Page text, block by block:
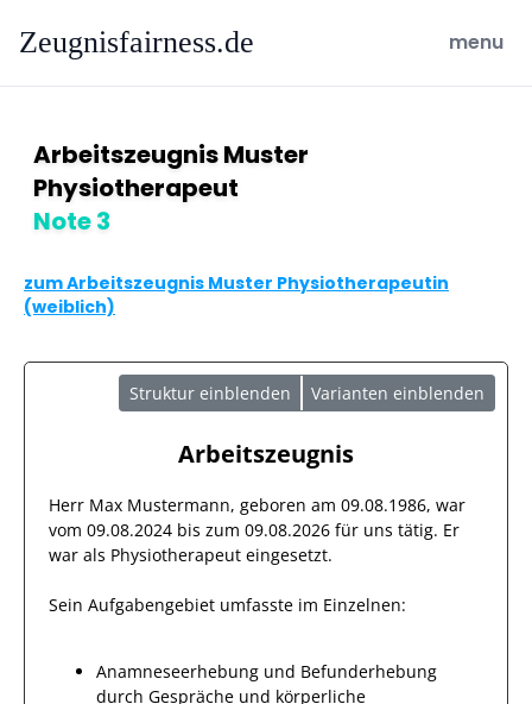
Zeugnisfairness.de open
menu
Arbeitszeugnis Muster
Physiotherapeut
Note 3
zum Arbeitszeugnis Muster Physiotherapeutin
(weiblich)
Struktur einblenden Varianten einblenden
Arbeitszeugnis
Herr Max Mustermann, geboren am 09.08.1986, war
vom 09.08.2024 bis zum 09.08.2026 für uns tätig. Er
war als Physiotherapeut eingesetzt.
Sein Aufgabengebiet umfasste im Einzelnen:
Anamneseerhebung und Befunderhebung
durch Gespräche und körperliche